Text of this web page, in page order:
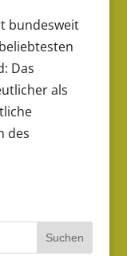
bundesweit
Das
als
des